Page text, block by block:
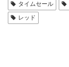
タイムセール
レッド